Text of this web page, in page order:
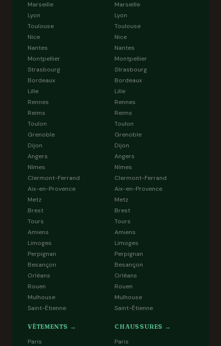
Marseille
Lyon
Toulouse
Nice
Nantes
Montpellier
Strasbourg
Bordeaux
Lille
Rennes
Reims
Toulon
Grenoble
Dijon
Angers
Nîmes
Clermont-Ferrand
Aix-en-Provence
Metz
Brest
Tours
Amiens
Limoges
Perpignan
Besançon
Orléans
Rouen
Mulhouse
Saint-Étienne
Marseille
Lyon
Toulouse
Nice
Nantes
Montpellier
Strasbourg
Bordeaux
Lille
Rennes
Reims
Toulon
Grenoble
Dijon
Angers
Nîmes
Clermont-Ferrand
Aix-en-Provence
Metz
Brest
Tours
Amiens
Limoges
Perpignan
Besançon
Orléans
Rouen
Mulhouse
Saint-Étienne
VÊTEMENTS →
Paris
CHAUSSURES →
Paris